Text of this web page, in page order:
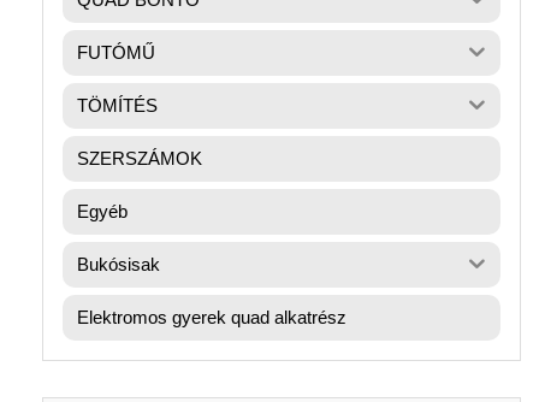
FUTÓMŰ
TÖMÍTÉS
SZERSZÁMOK
Egyéb
Bukósisak
Elektromos gyerek quad alkatrész